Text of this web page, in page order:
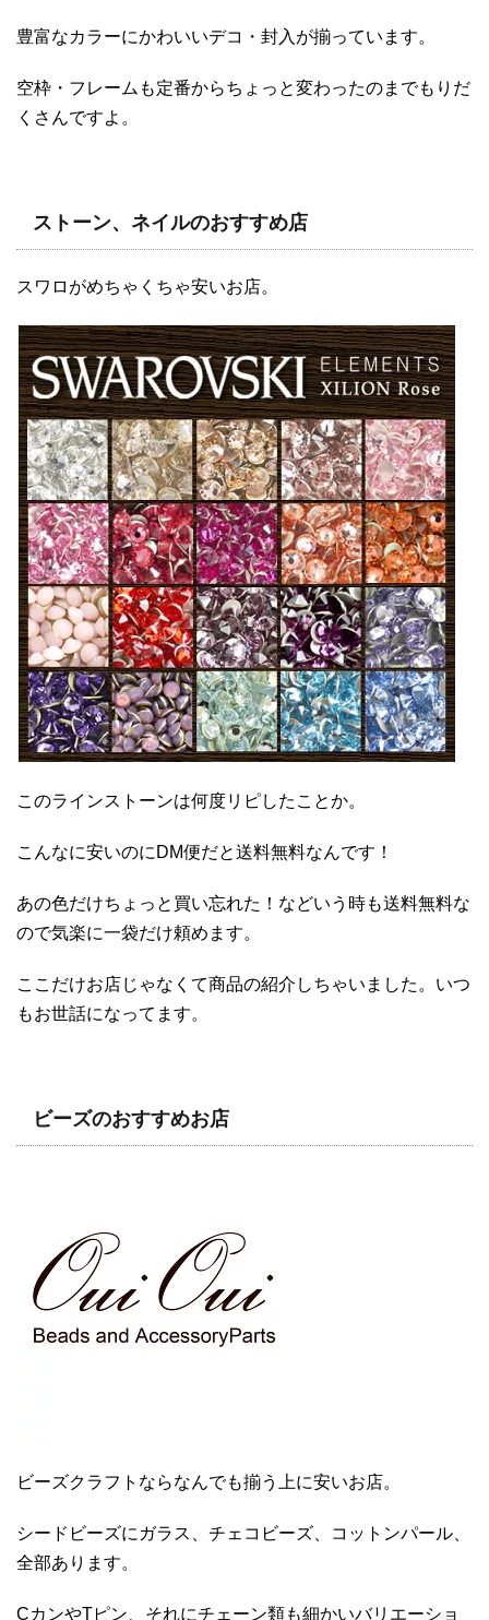
豊富なカラーにかわいいデコ・封入が揃っています。
空枠・フレームも定番からちょっと変わったのまでもりだ
くさんですよ。
ストーン、ネイルのおすすめ店
スワロがめちゃくちゃ安いお店。
このラインストーンは何度リピしたことか。
こんなに安いのにDM便だと送料無料なんです！
あの色だけちょっと買い忘れた！などいう時も送料無料な
ので気楽に一袋だけ頼めます。
ここだけお店じゃなくて商品の紹介しちゃいました。いつ
もお世話になってます。
ビーズのおすすめお店
ビーズクラフトならなんでも揃う上に安いお店。
シードビーズにガラス、チェコビーズ、コットンパール、
全部あります。
CカンやTピン、それにチェーン類も細かいバリエーショ